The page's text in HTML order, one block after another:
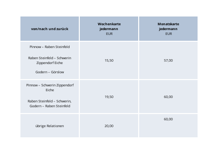
von/nach und zurück
Wochenkarte
jedermann
EUR
Monatskarte
jedermann
EUR
Pinnow – Raben Steinfeld
Raben Steinfeld – Schwerin
Zippendorf Eiche
Godern – Görslow
15,50 57,00
Pinnow – Schwerin Zippendorf
Eiche
Raben Steinfeld – Schwerin,
Godern – Raben Steinfeld
19,50 60,00
übrige Relationen 20,00
60,00